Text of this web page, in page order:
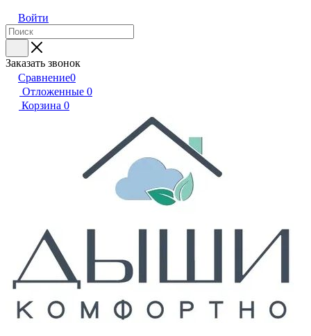
Войти
Заказать звонок
Сравнение0
Отложенные 0
Корзина 0